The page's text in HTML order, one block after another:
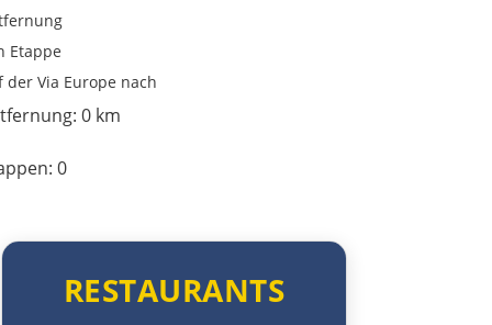
Amstetten
Wien
Bratislava
Trnava
Etappe
der Via Europe nach
0 km
0
RESTAURANTS